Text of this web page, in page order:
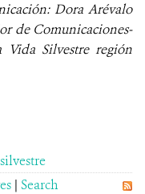
Dora Arévalo
de Comunicaciones-
Silvestre región
| Search